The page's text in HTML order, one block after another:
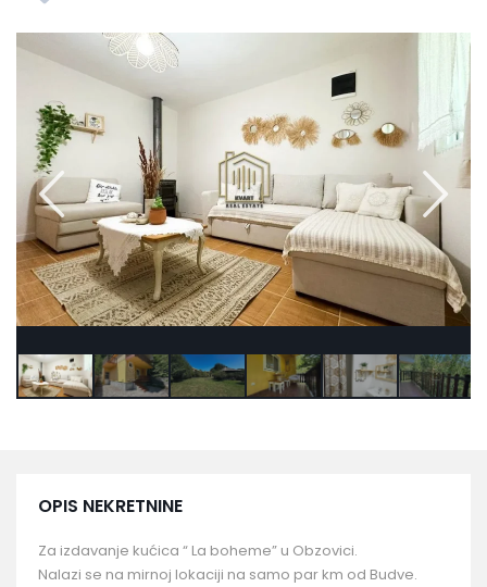
OPIS NEKRETNINE
Za izdavanje kućica “ La boheme” u Obzovici.
Nalazi se na mirnoj lokaciji na samo par km od Budve.